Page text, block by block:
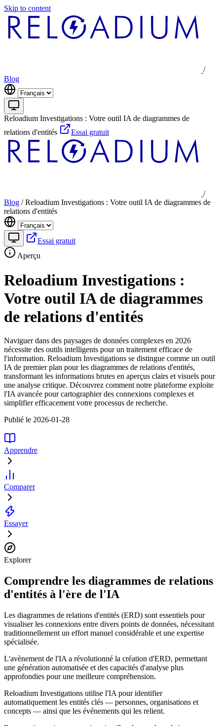
Skip to content
/
Blog
Reloadium Investigations : Votre outil IA de diagrammes de
relations d'entités
Essai gratuit
/
Blog / Reloadium Investigations : Votre outil IA de diagrammes de
relations d'entités
Essai gratuit
Aperçu
Reloadium Investigations :
Votre outil IA de diagrammes
de relations d'entités
Naviguer dans des paysages de données complexes en 2026
nécessite des outils intelligents pour un traitement efficace de
l'information. Reloadium Investigations se distingue comme un outil
IA de premier plan pour les diagrammes de relations d'entités,
transformant les informations brutes en aperçus clairs et visuels pour
une analyse critique. Découvrez comment notre plateforme exploite
l'IA avancée pour cartographier des connexions complexes et
simplifier efficacement votre processus de recherche.
Publié le 2026-01-28
Apprendre
Comparer
Essayer
Explorer
Comprendre les diagrammes de relations
d'entités à l'ère de l'IA
Les diagrammes de relations d'entités (ERD) sont essentiels pour
visualiser les connexions entre divers points de données, nécessitant
traditionnellement un effort manuel considérable et une expertise
spécialisée.
L'avènement de l'IA a révolutionné la création d'ERD, permettant
une génération automatisée et des capacités d'analyse plus
approfondies pour une meilleure compréhension.
Reloadium Investigations utilise l'IA pour identifier
automatiquement les entités clés — personnes, organisations et
concepts — ainsi que les événements qui les relient.